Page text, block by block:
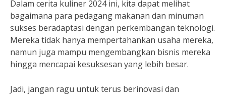
Dalam cerita kuliner 2024 ini, kita dapat melihat
bagaimana para pedagang makanan dan minuman
sukses beradaptasi dengan perkembangan teknologi.
Mereka tidak hanya mempertahankan usaha mereka,
namun juga mampu mengembangkan bisnis mereka
hingga mencapai kesuksesan yang lebih besar.
Jadi, jangan ragu untuk terus berinovasi dan